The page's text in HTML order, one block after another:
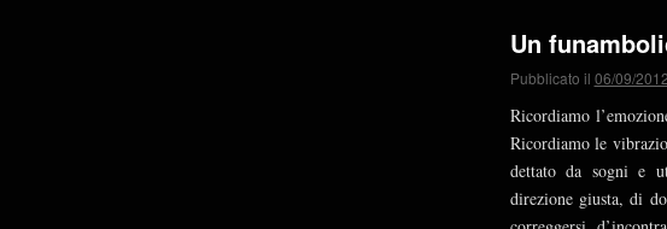
Un
Pubblicato il 06/09/2012
Ricordiamo
Ricordiamo le
dettato da sogni e
direzione giusta, di